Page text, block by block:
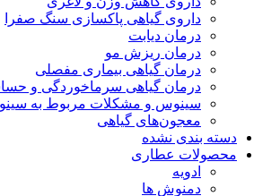
داروی گیاهی پاکسازی سنگ صفرا
درمان دیابت
درمان ریزش مو
درمان گیاهی بیماری مفصلی
درمان گیاهی سرماخوردگی و
سینوس و مشکلات مربوط به
معجون‌های گیاهی
دسته بندی نشده
محصولات عطاری
ادویه
دمنوش ها